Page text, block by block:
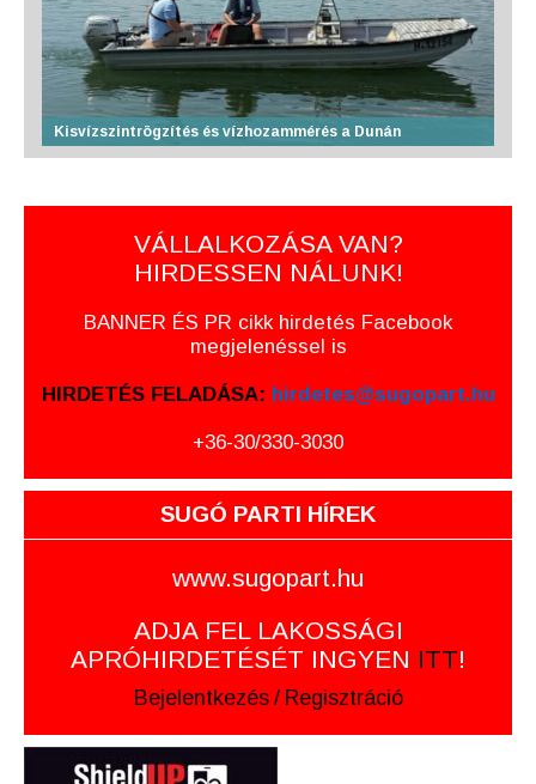
Kisvízszintrögzítés és vízhozammérés a Dunán
VÁLLALKOZÁSA VAN?
HIRDESSEN NÁLUNK!
BANNER ÉS PR cikk hirdetés Facebook
megjelenéssel is
HIRDETÉS FELADÁSA: hirdetes@sugopart.hu
+36-30/330-3030
SUGÓ PARTI HÍREK
www.sugopart.hu
ADJA FEL LAKOSSÁGI
APRÓHIRDETÉSÉT INGYEN ITT!
Bejelentkezés / Regisztráció